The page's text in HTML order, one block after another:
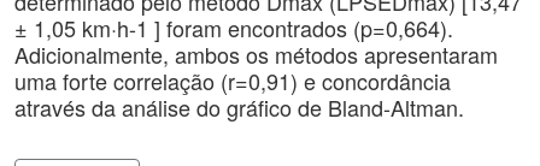
± 1,05 km·h-1 ] foram encontrados (p=0,664).
Adicionalmente, ambos os métodos apresentaram
uma forte correlação (r=0,91) e concordância
através da análise do gráfico de Bland-Altman.